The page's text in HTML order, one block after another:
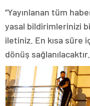
“Yayınlanan tüm
yasal bildirimlerinizi
iletiniz. En kısa süre
dönüş